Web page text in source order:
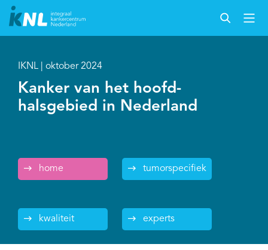
IKNL | oktober 2024
Kanker van het hoofd-
halsgebied in Nederland
home tumorspecifiek
kwaliteit experts